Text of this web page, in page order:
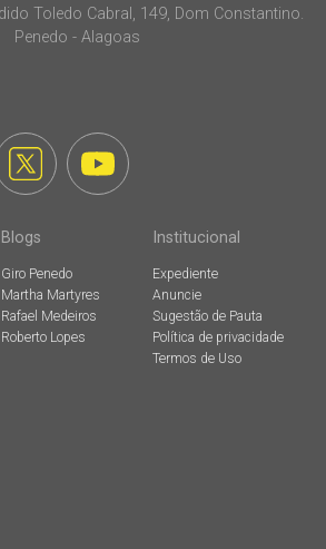
Toledo Cabral, 149, Dom Constantino.
Penedo - Alagoas
Blogs
Giro Penedo
Martha Martyres
Rafael Medeiros
Roberto Lopes
Institucional
Expediente
Anuncie
Sugestão de Pauta
Política de privacidade
Termos de Uso